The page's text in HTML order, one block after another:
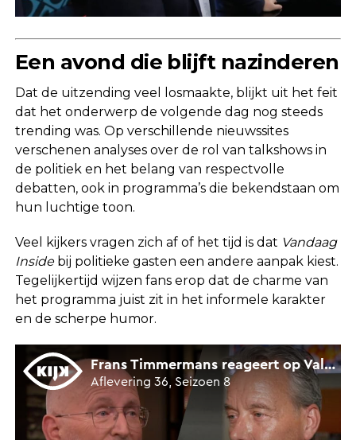
Een avond die blijft nazinderen
Dat de uitzending veel losmaakte, blijkt uit het feit
dat het onderwerp de volgende dag nog steeds
trending was. Op verschillende nieuwssites
verschenen analyses over de rol van talkshows in
de politiek en het belang van respectvolle
debatten, ook in programma’s die bekendstaan om
hun luchtige toon.
Veel kijkers vragen zich af of het tijd is dat Vandaag
Insidebij politieke gasten een andere aanpak kiest.
Tegelijkertijd wijzen fans erop dat de charme van
het programma juist zit in het informele karakter
en de scherpe humor.